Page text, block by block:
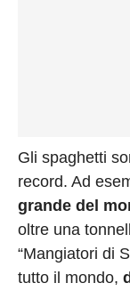
Gli spaghetti
record. Ad
grande del
oltre una
“Mangiatori di
tutto il mondo,